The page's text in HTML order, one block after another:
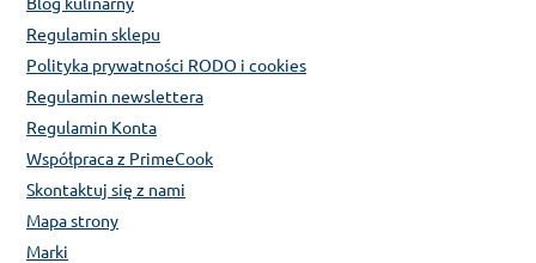
akcesorium do serwowania, Rosetulipani jest idealnym
wyborem. Sprawdź nasz pełny asortyment **tac Rosetulipani**
i ciesz się precyzją serwowania.
Regulamin sklepu
Polityka prywatności RODO i cookies
Regulamin newslettera
Regulamin Konta
Współpraca z PrimeCook
Skontaktuj się z nami
Mapa strony
Marki